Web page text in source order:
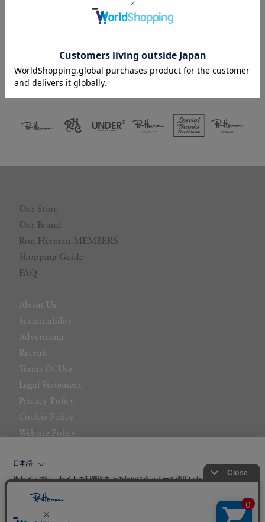
Facebookログイン
LINEログイン
Our Store
Our Brand
Ron Herman MEMBERS
Shopping Guide
FAQ
About Us
Sustainability
Advertising
Recruit
Terms Of Use
Legal Statement
Privacy Policy
Cookie Policy
Website Policy
日本語
当サイトでは、サイトの利便性向上のためにクッキーを使用いたします。ボタン
ーの使用に同意したことになります。クッキーを通じて収集する情報には「お客
クッキーポリシ
ー
をご確認ください。